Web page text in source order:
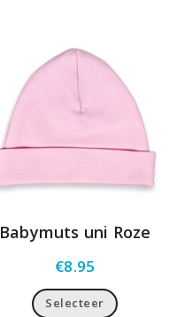
Babymuts uni Roze
€8.95
Selecteer